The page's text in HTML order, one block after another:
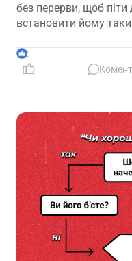
без перерви, щоб
встановити йому
2